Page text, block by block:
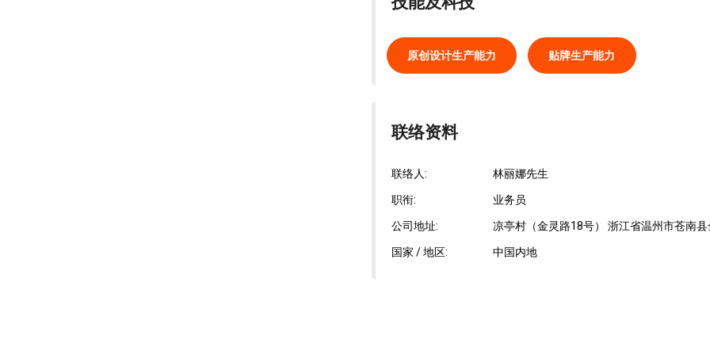
原创设计生产能力 贴牌生产能力
联络资料
联络人: 林丽娜先生
职衔: 业务员
公司地址: 凉亭村（金灵路18号） 浙江省温州市苍南县
国家 / 地区: 中国内地